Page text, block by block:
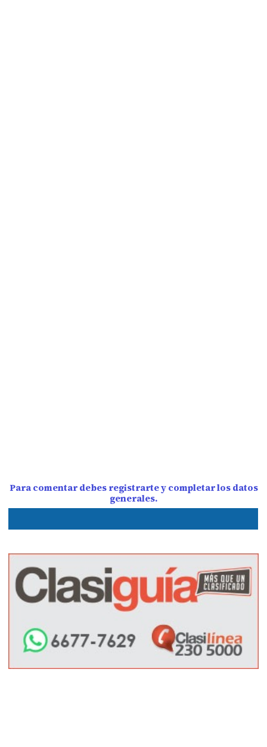
Para comentar debes registrarte y completar los datos
generales.